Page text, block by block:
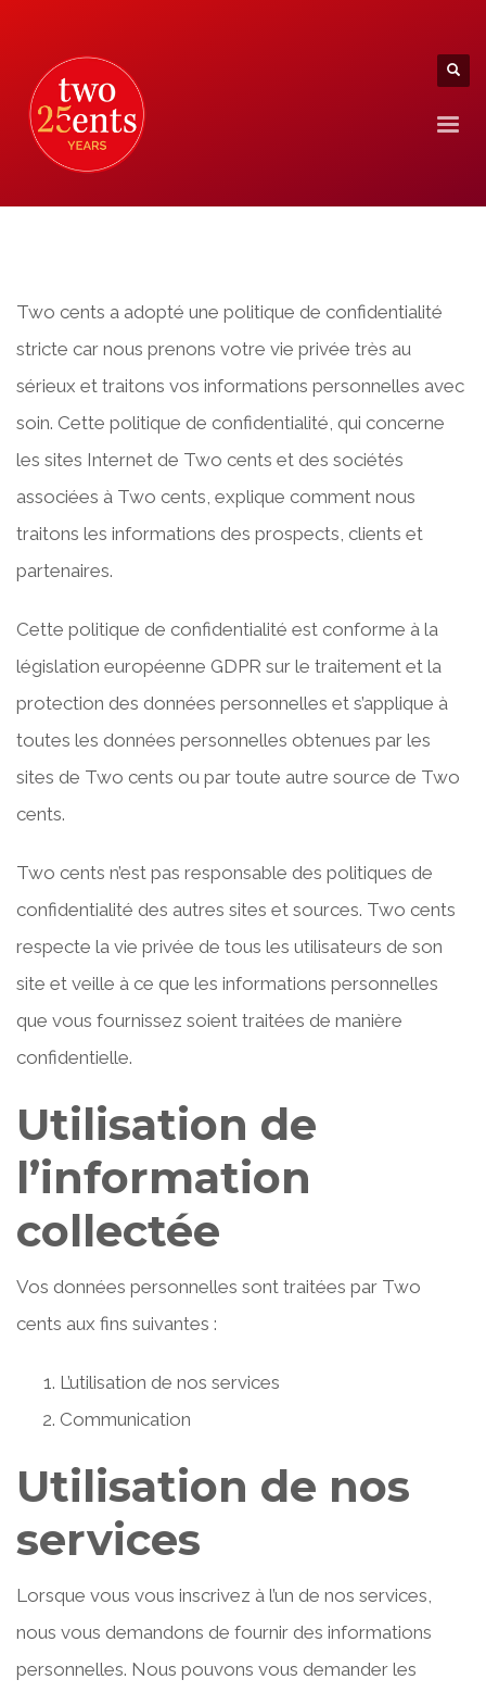
Two cents a adopté une politique de confidentialité
stricte car nous prenons votre vie privée très au
sérieux et traitons vos informations personnelles avec
soin. Cette politique de confidentialité, qui concerne
les sites Internet de Two cents et des sociétés
associées à Two cents, explique comment nous
traitons les informations des prospects, clients et
partenaires.
Cette politique de confidentialité est conforme à la
législation européenne GDPR sur le traitement et la
protection des données personnelles et s’applique à
toutes les données personnelles obtenues par les
sites de Two cents ou par toute autre source de Two
cents.
Two cents n’est pas responsable des politiques de
confidentialité des autres sites et sources. Two cents
respecte la vie privée de tous les utilisateurs de son
site et veille à ce que les informations personnelles
que vous fournissez soient traitées de manière
confidentielle.
Utilisation de
l’information
collectée
Vos données personnelles sont traitées par Two
cents aux fins suivantes :
L’utilisation de nos services
Communication
Utilisation de nos
services
Lorsque vous vous inscrivez à l’un de nos services,
nous vous demandons de fournir des informations
personnelles. Nous pouvons vous demander les